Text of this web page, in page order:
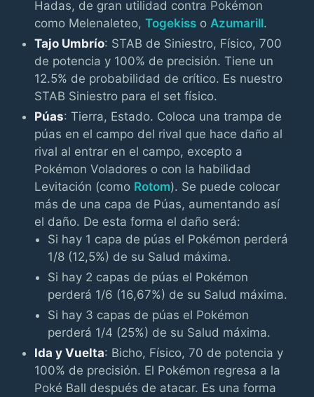
Hadas, de gran utilidad contra Pokémon
como Melenaleteo,Togekiss o Azumarill.
Tajo Umbrío: STAB de Siniestro, Físico, 700
de potencia y 100% de precisión. Tiene un
12.5% de probabilidad de crítico. Es nuestro
STAB Siniestro para el set físico.
Púas: Tierra, Estado. Coloca una trampa de
púas en el campo del rival que hace daño al
rival al entrar en el campo, excepto a
Pokémon Voladores o con la habilidad
Levitación (como Rotom). Se puede colocar
más de una capa de Púas, aumentando así
el daño. De esta forma el daño será:
Si hay 1 capa de púas el Pokémon perderá
1/8 (12,5%) de su Salud máxima.
Si hay 2 capas de púas el Pokémon
perderá 1/6 (16,67%) de su Salud máxima.
Si hay 3 capas de púas el Pokémon
perderá 1/4 (25%) de su Salud máxima.
Ida y Vuelta: Bicho, Físico, 70 de potencia y
100% de precisión. El Pokémon regresa a la
Poké Ball después de atacar. Es una forma